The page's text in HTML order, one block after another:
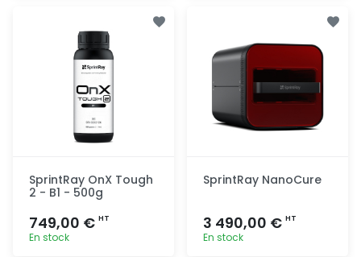
SprintRay OnX Tough
2 - B1 - 500g
749,00 € HT
En stock
SprintRay NanoCure
3 490,00 € HT
En stock